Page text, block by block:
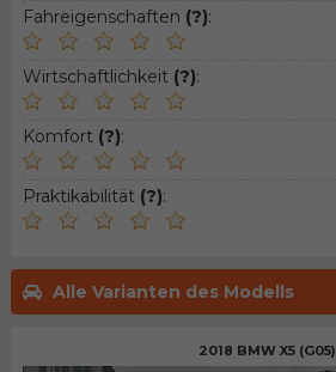
Fahreigenschaften (?):
Wirtschaftlichkeit (?):
Komfort (?):
Praktikabilität (?):
Alle Varianten des Modells
2018 BMW X5 (G05)